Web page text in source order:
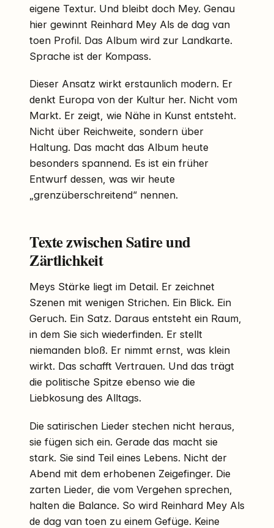
eigene Textur. Und bleibt doch Mey. Genau
hier gewinnt Reinhard Mey Als de dag van
toen Profil. Das Album wird zur Landkarte.
Sprache ist der Kompass.
Dieser Ansatz wirkt erstaunlich modern. Er
denkt Europa von der Kultur her. Nicht vom
Markt. Er zeigt, wie Nähe in Kunst entsteht.
Nicht über Reichweite, sondern über
Haltung. Das macht das Album heute
besonders spannend. Es ist ein früher
Entwurf dessen, was wir heute
„grenzüberschreitend“ nennen.
Texte zwischen Satire und
Zärtlichkeit
Meys Stärke liegt im Detail. Er zeichnet
Szenen mit wenigen Strichen. Ein Blick. Ein
Geruch. Ein Satz. Daraus entsteht ein Raum,
in dem Sie sich wiederfinden. Er stellt
niemanden bloß. Er nimmt ernst, was klein
wirkt. Das schafft Vertrauen. Und das trägt
die politische Spitze ebenso wie die
Liebkosung des Alltags.
Die satirischen Lieder stechen nicht heraus,
sie fügen sich ein. Gerade das macht sie
stark. Sie sind Teil eines Lebens. Nicht der
Abend mit dem erhobenen Zeigefinger. Die
zarten Lieder, die vom Vergehen sprechen,
halten die Balance. So wird Reinhard Mey Als
de dag van toen zu einem Gefüge. Keine